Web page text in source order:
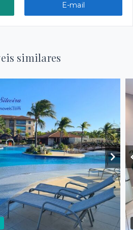
E-mail
similares